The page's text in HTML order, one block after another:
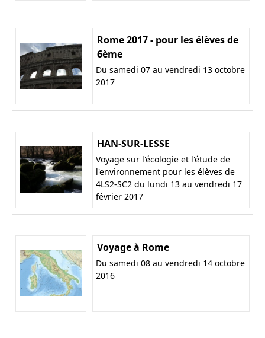
Rome 2017 - pour les élèves de
6ème
Du samedi 07 au vendredi 13 octobre
2017
HAN-SUR-LESSE
Voyage sur l'écologie et l'étude de
l'environnement pour les élèves de
4LS2-SC2 du lundi 13 au vendredi 17
février 2017
Voyage à Rome
Du samedi 08 au vendredi 14 octobre
2016